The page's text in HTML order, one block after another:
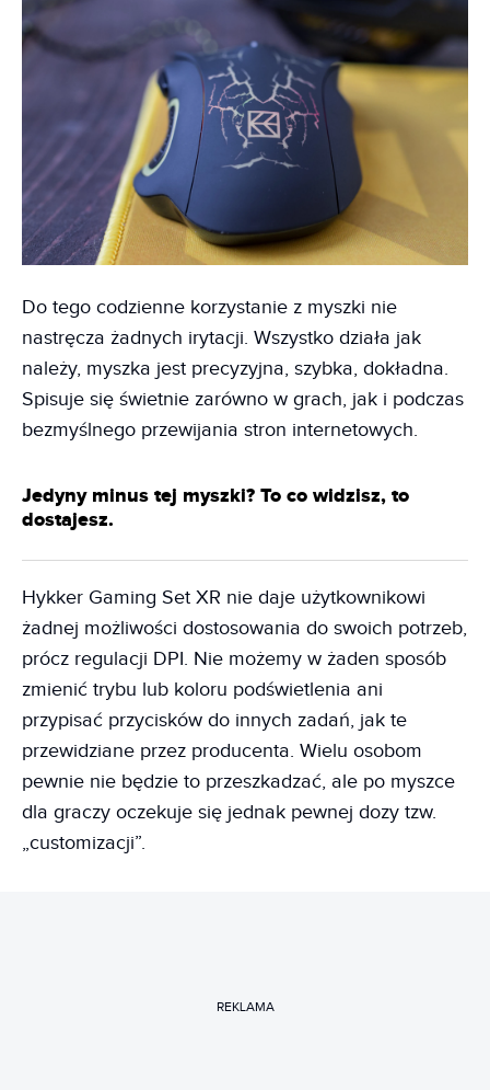
Do tego codzienne korzystanie z myszki nie
nastręcza żadnych irytacji. Wszystko działa jak
należy, myszka jest precyzyjna, szybka, dokładna.
Spisuje się świetnie zarówno w grach, jak i podczas
bezmyślnego przewijania stron internetowych.
Jedyny minus tej myszki? To co widzisz, to
dostajesz.
Hykker Gaming Set XR nie daje użytkownikowi
żadnej możliwości dostosowania do swoich potrzeb,
prócz regulacji DPI. Nie możemy w żaden sposób
zmienić trybu lub koloru podświetlenia ani
przypisać przycisków do innych zadań, jak te
przewidziane przez producenta. Wielu osobom
pewnie nie będzie to przeszkadzać, ale po myszce
dla graczy oczekuje się jednak pewnej dozy tzw.
„customizacji”.
REKLAMA